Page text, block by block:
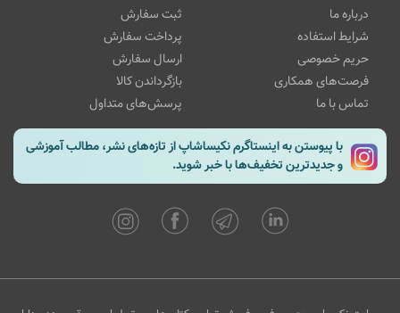
درباره ما
شرایط استفاده
حریم خصوصی
فرصت‌های همکاری
تماس با ما
ثبت سفارش
پرداخت سفارش
ارسال سفارش
بازگرداندن کالا
پرسش‌های متداول
با پیوستن به اینستاگرم نکیساشاپ از تازه‌های نشر، مطالب آموزشی
و جدیدترین تخفیف‌ها با خبر شوید.